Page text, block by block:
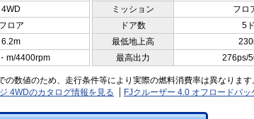
4WD ミッション
フロ
フロア ドア数
5
6.2m 最低地上高
m/4400rpm 最高出力 276ps/
数値のため、走行条件等により実際の燃料消費率は異なります
4WDのカタログ情報を見る
FJクルーザー 4.0 オフロードパ